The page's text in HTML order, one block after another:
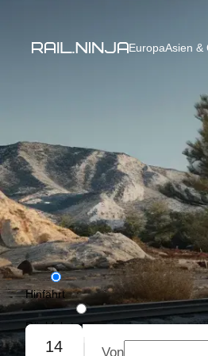
EuropaAsien &
Hinfahrt
Rückfahrt
14 Von